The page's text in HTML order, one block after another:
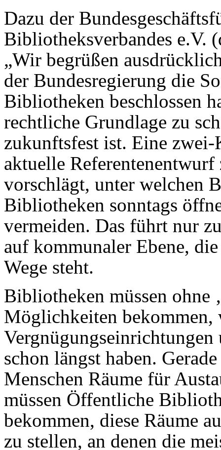
Dazu der
Bibliotheksverbandes e.V.
„Wir begrüßen
der Bundesregierung die
Bibliotheken beschlossen
rechtliche Grundlage zu
zukunftsfest ist. Eine
aktuelle
vorschlägt, unter welchen
Bibliotheken sonntags
vermeiden. Das führt nur
auf kommunaler Ebene,
Wege steht.
Bibliotheken müssen ohne
Möglichkeiten bekommen,
schon längst haben.
Menschen Räume für
müssen Öffentliche
bekommen, diese Räume
zu stellen, an denen die